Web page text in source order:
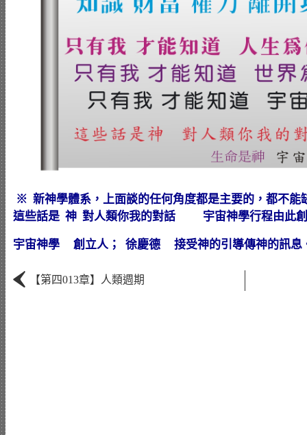
※ 新神學體系，上面談的任何角度都是主要的，都不能
這些話是 神 對人類你我的對話 宇宙神學行程由此創
宇宙神學 創立人； 徐慶德 接受神的引導傳神的訊息
‹ 【第四013章】人類週期